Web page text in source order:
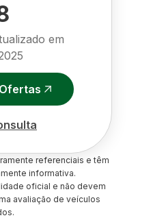
em
referenciais e têm
informativa.
oficial e não devem
avaliação de veículos